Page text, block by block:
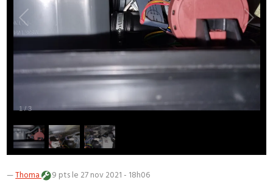
1/3
—Thoma 9 ptsle 27 nov 2021 - 18h06